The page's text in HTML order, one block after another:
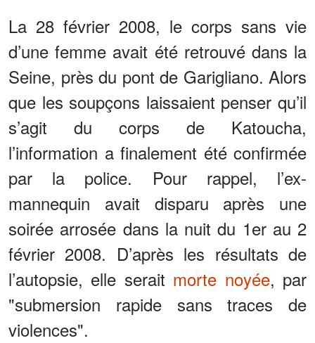
La 28 février 2008, le corps sans vie
d’une femme avait été retrouvé dans la
Seine, près du pont de Garigliano. Alors
que les soupçons laissaient penser qu’il
s’agit du corps de Katoucha,
l’information a finalement été confirmée
par la police. Pour rappel, l’ex-
mannequin avait disparu après une
soirée arrosée dans la nuit du 1er au 2
février 2008. D’après les résultats de
l’autopsie, elle serait morte noyée, par
"submersion rapide sans traces de
violences".